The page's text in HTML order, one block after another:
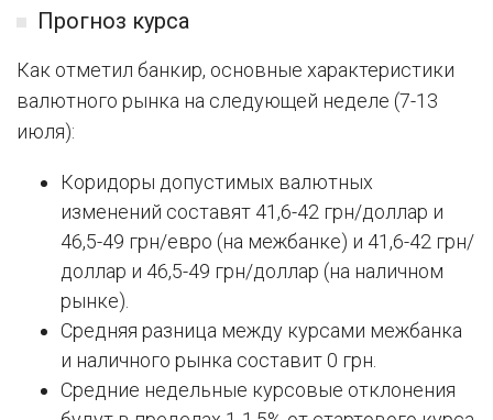
Прогноз курса
Как отметил банкир, основные характеристики
валютного рынка на следующей неделе (7-13
июля):
Коридоры допустимых валютных
изменений составят 41,6-42 грн/доллар и
46,5-49 грн/евро (на межбанке) и 41,6-42 грн/
доллар и 46,5-49 грн/доллар (на наличном
рынке).
Средняя разница между курсами межбанка
и наличного рынка составит 0 грн.
Средние недельные курсовые отклонения